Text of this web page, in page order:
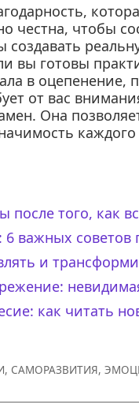
честна, чтобы
создавать
вы готовы
в оцепенение,
от вас
Она
того, как
важных советов
и
как читать
, САМОРАЗВИТИЯ,